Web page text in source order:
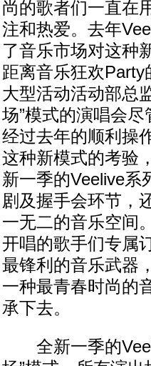
尚的歌者们一直在
注和热爱。去年
了音乐市场对这种
距离音乐狂欢
大型活动活动部总
场”模式的演唱会
经过去年的顺利操
这种新模式的考验
新一季的Veelive系
剧及握手会环节，
一无二的音乐空间
开唱的歌手们专属
最锋利的音乐武器
一种最青春时尚的
承下去。
全新一季的